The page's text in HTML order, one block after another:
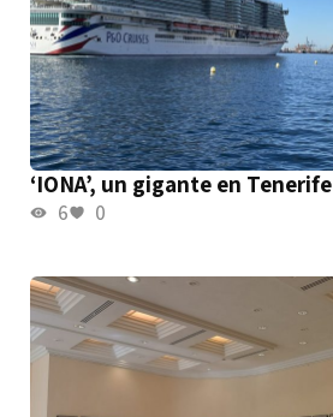
‘IONA’, un gigante en Tenerife
6 0